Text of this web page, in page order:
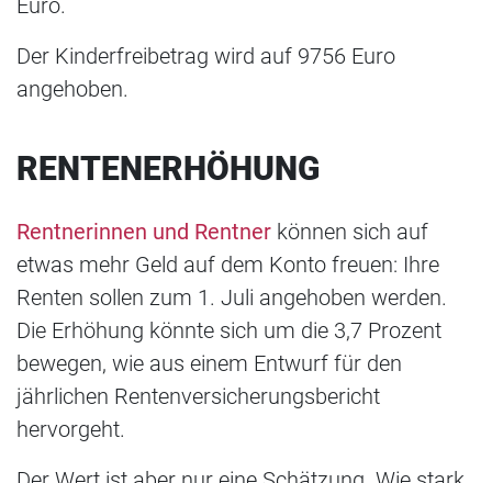
Euro.
Der Kinderfreibetrag wird auf 9756 Euro
angehoben.
RENTENERHÖHUNG
Rentnerinnen und Rentner können sich auf
etwas mehr Geld auf dem Konto freuen: Ihre
Renten sollen zum 1. Juli angehoben werden.
Die Erhöhung könnte sich um die 3,7 Prozent
bewegen, wie aus einem Entwurf für den
jährlichen Rentenversicherungsbericht
hervorgeht.